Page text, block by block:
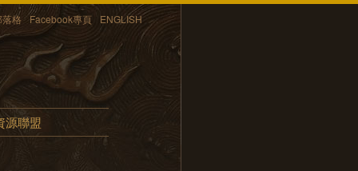
格 Facebook專頁 ENGLISH
源聯盟